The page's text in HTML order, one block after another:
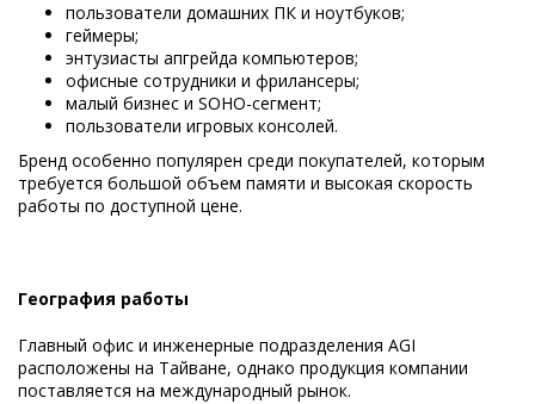
пользователи домашних ПК и ноутбуков;
геймеры;
энтузиасты апгрейда компьютеров;
офисные сотрудники и фрилансеры;
малый бизнес и SOHO-сегмент;
пользователи игровых консолей.
Бренд особенно популярен среди покупателей, которым
требуется большой объем памяти и высокая скорость
работы по доступной цене.
География работы
Главный офис и инженерные подразделения AGI
расположены на Тайване, однако продукция компании
поставляется на международный рынок.